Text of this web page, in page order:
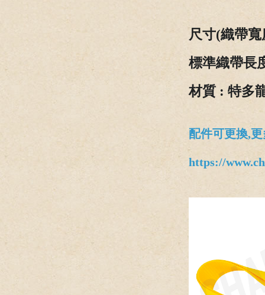
尺寸(織帶
標準織帶長
材質 : 特多
配件可更換,
https://